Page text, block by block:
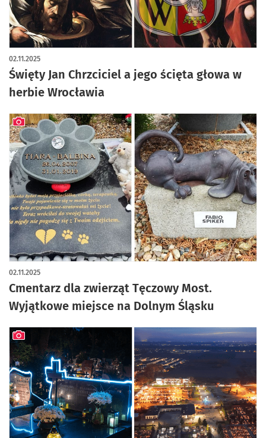
Święty Jan Chrzciciel a jego ścięta głowa w
herbie Wrocławia
02.11.2025
artykuł z galerią zdjęć
Cmentarz dla zwierząt Tęczowy Most.
Wyjątkowe miejsce na Dolnym Śląsku
02.11.2025
artykuł z galerią zdjęć